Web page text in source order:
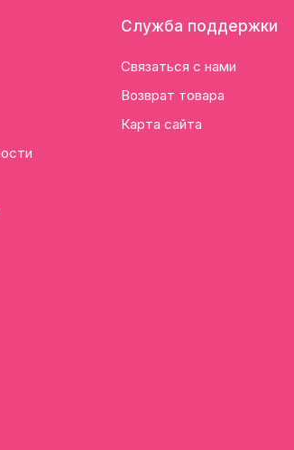
Служба поддержки
Связаться с нами
Возврат товара
Карта сайта